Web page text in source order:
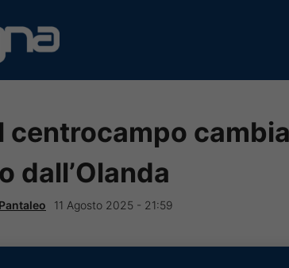
centrocampo
dall’Olanda
11 Agosto 2025 - 21:59